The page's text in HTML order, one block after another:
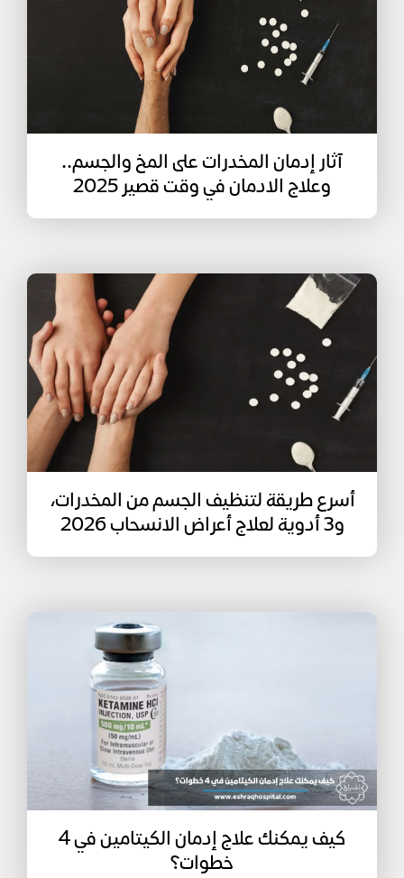
آثار إدمان المخدرات على المخ والجسم..
وعلاج الادمان في وقت قصير 2025
أسرع طريقة لتنظيف الجسم من المخدرات،
و3 أدوية لعلاج أعراض الانسحاب 2026
كيف يمكنك علاج إدمان الكيتامين في 4
خطوات؟